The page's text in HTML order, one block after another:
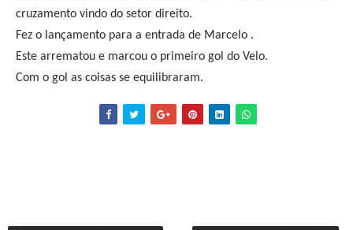
cruzamento vindo do setor direito.
Fez o lançamento para a entrada de Marcelo .
Este arrematou e marcou o primeiro gol do Velo.
Com o gol as coisas se equilibraram.